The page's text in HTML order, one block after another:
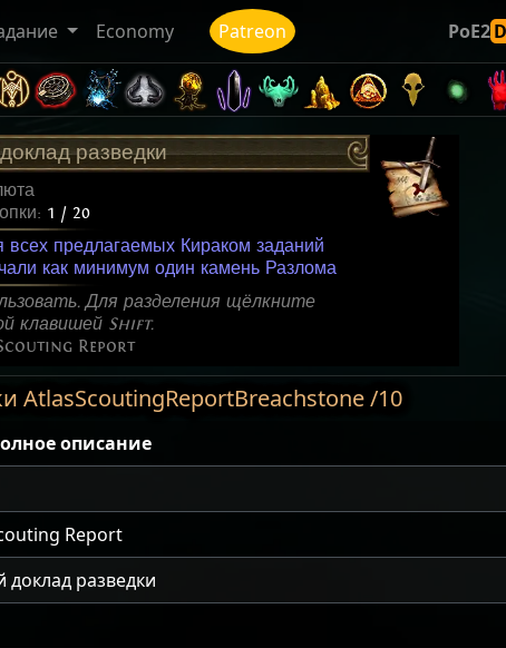
Economy Patreon PoE2
разведки
1 / 20
всех предлагаемых Кираком заданий
как минимум один камень Разлома
Для разделения щёлкните
клавишей Shift.
Report
AtlasScoutingReportBreachstone /10
описание
Report
разведки